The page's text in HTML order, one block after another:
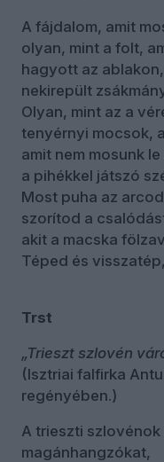
A fájdalom, amit
olyan, mint a folt,
hagyott az
nekirepült
Olyan, mint az a
tenyérnyi mocsok,
amit nem mosunk
a pihékkel játszó
Most puha az
szorítod a
akit a macska
Téped és
Trst
„Trieszt szlovén
(Isztriai falfirka
regényében.)
A trieszti szlovénok
magánhangzókat,